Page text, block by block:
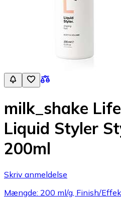
milk_shake
Liquid Styler
200ml
Skriv anmeldelse
Mængde: 200 ml/g, Finish/